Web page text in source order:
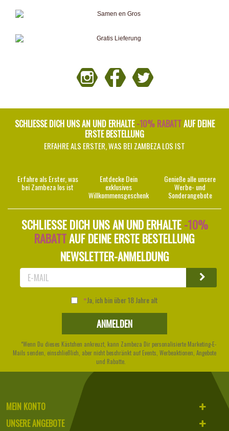
SCHLIESSE DICH UNS AN UND ERHALTE -10% RABATTAUF DEINE
ERSTE BESTELLUNG
ERFAHRE ALS ERSTER, WAS BEI ZAMBEZA LOS IST
Erfahre als Erster, was
bei Zambeza los ist
Entdecke Dein
exklusives
Willkommensgeschenk
Genieße alle unsere
Werbe- und
Sonderangebote
SCHLIESSE DICH UNS AN UND ERHALTE -10%
RABATTAUF DEINE ERSTE BESTELLUNG
NEWSLETTER-ANMELDUNG
Ja, ich bin über 18 Jahre alt
*Wenn Du dieses Kästchen ankreuzt, kann Zambeza Dir personalisierte Marketing-E-
Mails senden, einschließlich, aber nicht beschränkt auf Events, Werbeaktionen, Angebote
und Rabatte.
MEIN KONTO
UNSERE ANGEBOTE